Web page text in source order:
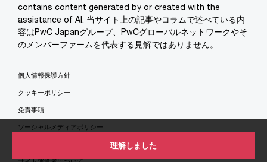
理解しました
contains content generated by or created with the
assistance of AI. 当サイト上の記事やコラムで述べている内
容はPwC Japanグループ、PwCグローバルネットワークやそ
のメンバーファームを代表する見解ではありません。
個人情報保護方針
クッキーポリシー
免責事項
ソーシャルメディアポリシー